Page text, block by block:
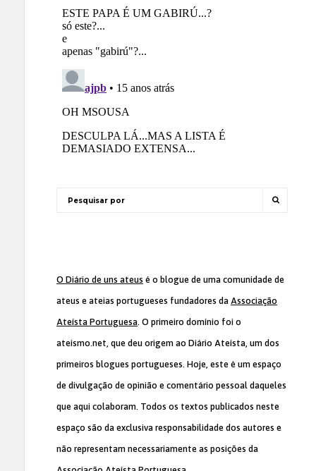
O Diário de uns ateus é o blogue de uma comunidade de
ateus e ateias portugueses fundadores da Associação
Ateísta Portuguesa. O primeiro domínio foi o
ateismo.net, que deu origem ao Diário Ateísta, um dos
primeiros blogues portugueses. Hoje, este é um espaço
de divulgação de opinião e comentário pessoal daqueles
que aqui colaboram. Todos os textos publicados neste
espaço são da exclusiva responsabilidade dos autores e
não representam necessariamente as posições da